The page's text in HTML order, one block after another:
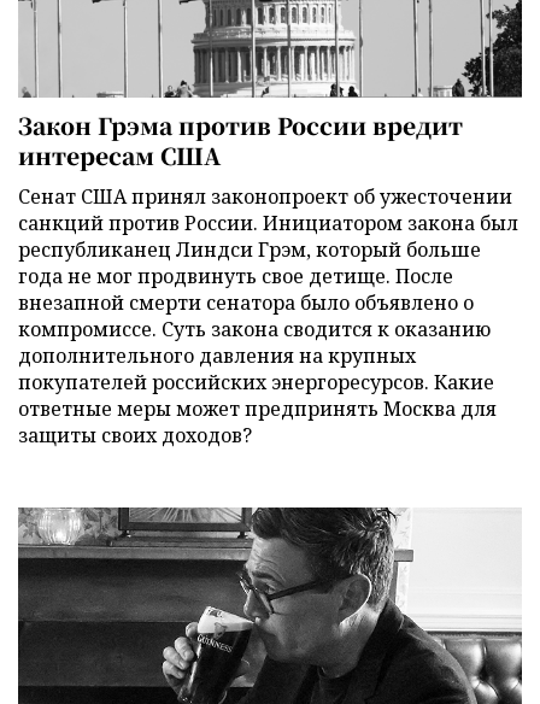
Закон Грэма против России вредит
интересам США
Сенат США принял законопроект об ужесточении
санкций против России. Инициатором закона был
республиканец Линдси Грэм, который больше
года не мог продвинуть свое детище. После
внезапной смерти сенатора было объявлено о
компромиссе. Суть закона сводится к оказанию
дополнительного давления на крупных
покупателей российских энергоресурсов. Какие
ответные меры может предпринять Москва для
защиты своих доходов?